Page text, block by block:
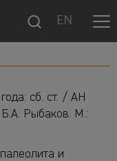
EN
сб. ст. / АН
Рыбаков. М.:
и